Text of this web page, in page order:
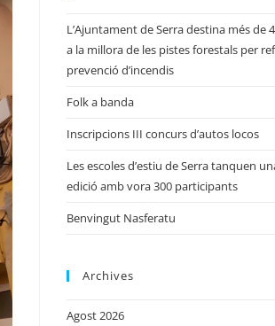
L’Ajuntament de Serra destina més de
a la millora de les pistes forestals per
prevenció d’incendis
Folk a banda
Inscripcions III concurs d’autos locos
Les escoles d’estiu de Serra tanquen
edició amb vora 300 participants
Benvingut Nasferatu
Archives
Agost 2026